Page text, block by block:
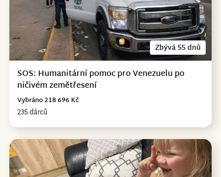
Zbývá 55 dnů
SOS: Humanitární pomoc pro Venezuelu po
ničivém zemětřesení
235 dárců
Vybráno 218 696 Kč